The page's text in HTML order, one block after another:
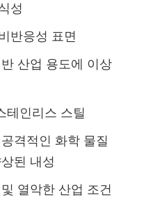
성
반응성 표면
산업 용도에 이상
테인리스 스틸
격적인 화학 물질
된 내성
열악한 산업 조건